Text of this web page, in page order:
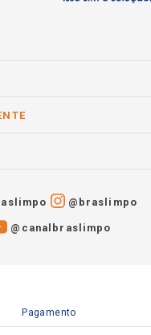
@braslimpo
@canalbraslimpo​
Pagamento